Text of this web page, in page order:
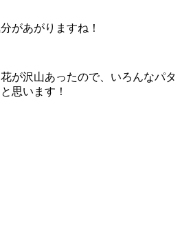
があがりますね！
が沢山あったので、いろんなパタ
思います！